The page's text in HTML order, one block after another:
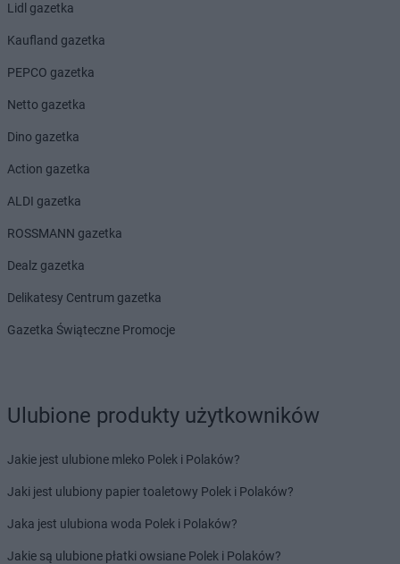
Lidl gazetka
Kaufland gazetka
PEPCO gazetka
Netto gazetka
Dino gazetka
Action gazetka
ALDI gazetka
ROSSMANN gazetka
Dealz gazetka
Delikatesy Centrum gazetka
Gazetka Świąteczne Promocje
Ulubione produkty użytkowników
Jakie jest ulubione mleko Polek i Polaków?
Jaki jest ulubiony papier toaletowy Polek i Polaków?
Jaka jest ulubiona woda Polek i Polaków?
Jakie są ulubione płatki owsiane Polek i Polaków?